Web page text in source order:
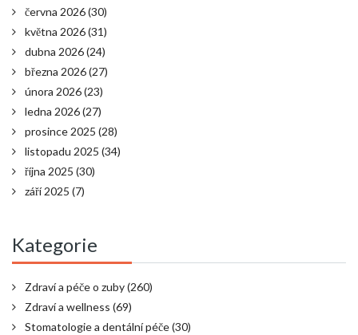
června 2026(30)
května 2026(31)
dubna 2026(24)
března 2026(27)
února 2026(23)
ledna 2026(27)
prosince 2025 (28)
listopadu 2025 (34)
října 2025 (30)
září 2025 (7)
Kategorie
Zdraví a péče o zuby(260)
Zdraví a wellness (69)
Stomatologie a dentální péče(30)